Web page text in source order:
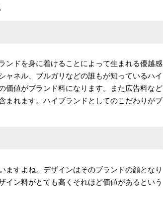
ンドを身に着けることによって生まれる優越感
ャネル、ブルガリなどの誰もが知っているハイ
価値がブランド料になります。また広告料など
まれます。ハイブランドとしてのこだわりがブ
ますよね。デザインはそのブランドの顔となり
イン料がとても高くそれほど価値があるという